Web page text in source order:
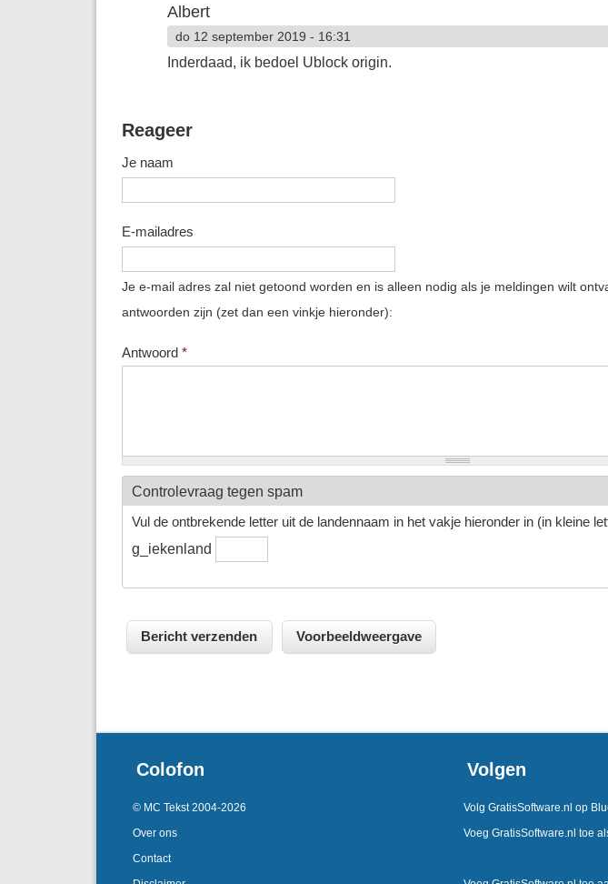
Albert
do 12 september 2019 - 16:31
Inderdaad, ik bedoel Ublock origin.
Reageer
Je naam
E-mailadres
Je e-mail adres zal niet getoond worden en is alleen nodig als je meldingen wilt
antwoorden zijn (zet dan een vinkje hieronder):
Antwoord *
Controlevraag tegen spam
Vul de ontbrekende letter uit de landennaam in het vakje hieronder in (in kleine
g_iekenland
Colofon
© MC Tekst 2004-2026
Over ons
Contact
Volgen
Volg GratisSoftware.nl op
Voeg GratisSoftware.nl toe